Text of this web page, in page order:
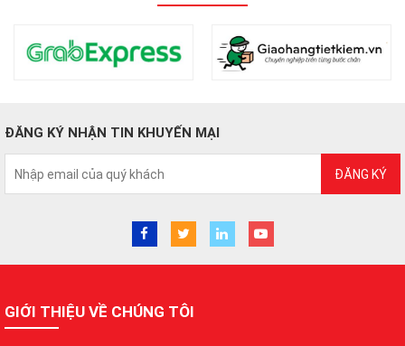
ĐĂNG KÝ NHẬN TIN KHUYẾN MẠI
ĐĂNG KÝ
GIỚI THIỆU VỀ CHÚNG TÔI